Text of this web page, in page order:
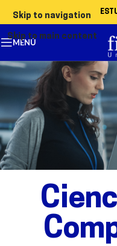
Skip to navigation
Skip to main content
MENÚ